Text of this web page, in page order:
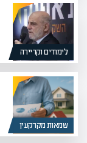
לימודים וקריירה
שמאות מקרקעין